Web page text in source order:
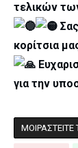
τελικών
κορίτσια
για την
ΜΟΙΡΑΣΤΕΊΤΕ